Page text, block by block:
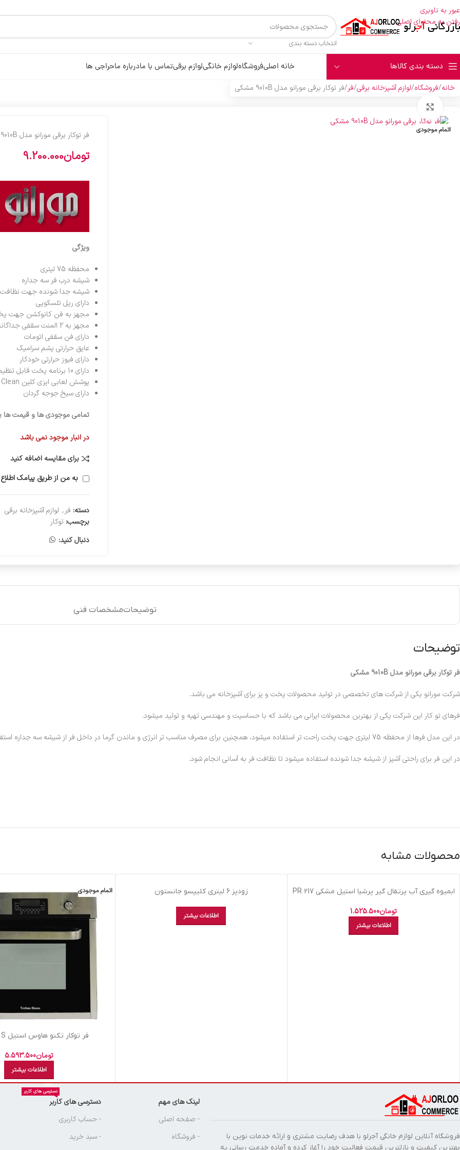
عبور به ناوبری
رفتن به محتوای اصلی
انتخاب دسته بندی
دسته بندی کالاها خانه اصلیفروشگاهلوازم خانگیلوازم برقیتماس با مادرباره ماحراجی ها
خانه فروشگاه لوازم آشپزخانه برقی فر فر توکار برقی مورانو مدل 9010B مشکی
اتمام موجودی فر توکار برقی مورانو مدل 9010B مشکی
تومان9.200.000
ویژگی
محفظه 75 لیتری
شیشه درب فر سه جداره
شیشه جدا شونده جهت
دارای ریل تلسکوپی
مجهز به فن کانوکشن جهت
مجهز به 2 المنت سقفی جداگانه و المنت رینگی دور فن
دارای فن سقفی اتومات
عایق حرارتی پشم سرامیک
دارای فیوز حرارتی خودکار
دارای 10 برنامه پخت قابل تنظیم و قابل ذخیره
پوشش لعابی ایزی کلین Easy Clean
دارای سیخ جوجه گردان
تمامی موجودی ها و قیمت ها
در انبار موجود نمی باشد
برای مقایسه اضافه کنید
به من از طریق پیامک
دسته: فر , لوازم آشپزخانه برقی
برچسب: توکار
دنبال کنید:
توضیحاتمشخصات فنی
توضیحات
فر توکار برقی مورانو مدل 9010B مشکی
شرکت مورانو یکی از شرکت های تخصصی در تولید محصولات پخت و پز برای آشپزخانه می باشد.
فرهای تو کار این شرکت یکی از بهترین محصولات ایرانی می باشد که با حساسیت و مهندسی تهیه و تولید میشود.
در این مدل فرها از محفظه 75 لیتری جهت پخت راحت تر استفاده میشود، همچنین برای مصرف مناسب تر انرژی و ماندن گرما در داخل فر از شیشه سه جداره استفاده میشه.
در این فر برای راحتی آشپز از شیشه جدا شونده استفاده میشود تا نظافت فر به آسانی انجام شود.
محصولات مشابه
اتمام موجودی
ابميوه گيري آب پرتقال گير پرشيا استيل مشکي PR 217
تومان1.525.500
اطلاعات بیشتر
زودپز 6 ليتري کلیپسو جانستون
اطلاعات بیشتر
اتمام موجودی
فر توکار تکنو هاوس استيل TBO-E45 S
تومان5.593.500
اطلاعات بیشتر
فروشگاه آنلاین لوازم خانگی آجرلو با هدف رضایت مشتری و ارائه خدمات نوین با
بهترین کیفیت و نازلترین قیمت فعالیت خود را آغاز کرده و آماده خدمت رسانی به
لینک های مهم
- صفحه اصلی
- فروشگاه
دسترسی های کاربر
دسترسی های کاربر
- حساب کاربری
- سبد خرید